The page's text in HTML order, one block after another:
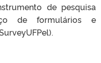
de pesquisa
de formulários e